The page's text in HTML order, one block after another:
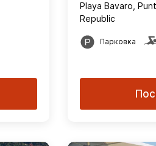
Playa Bavaro,
Republic
Парковка